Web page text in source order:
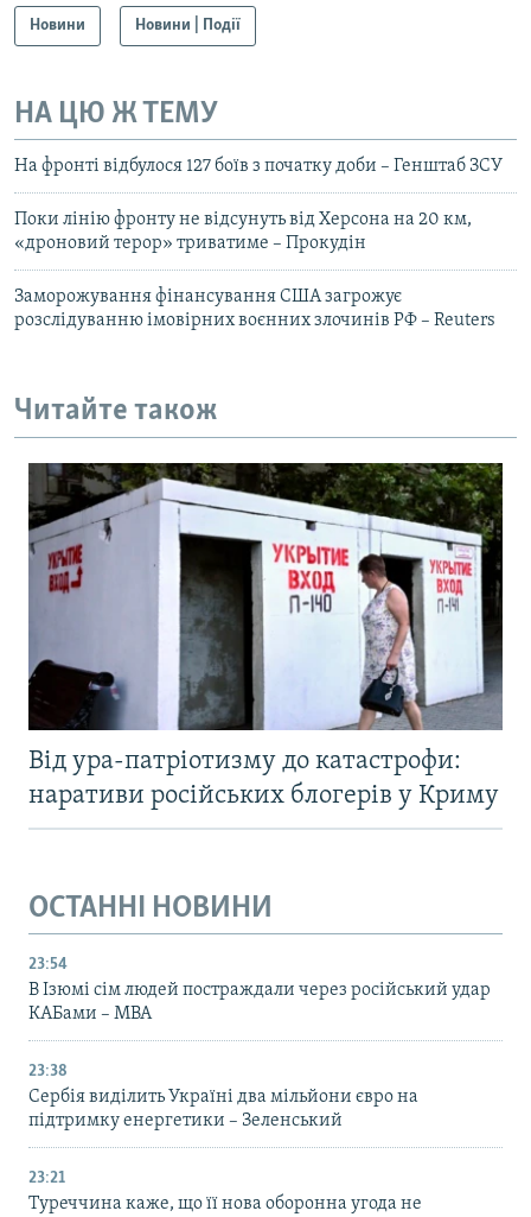
Новини Новини | Події
НА ЦЮ Ж ТЕМУ
На фронті відбулося 127 боїв з початку доби – Генштаб ЗСУ
Поки лінію фронту не відсунуть від Херсона на 20 км,
«дроновий терор» триватиме – Прокудін
Заморожування фінансування США загрожує
розслідуванню імовірних воєнних злочинів РФ – Reuters
Читайте також
Від ура-патріотизму до катастрофи:
наративи російських блогерів у Криму
ОСТАННІ НОВИНИ
23:54
В Ізюмі сім людей постраждали через російський удар
КАБами – МВА
23:38
Сербія виділить Україні два мільйони євро на
підтримку енергетики – Зеленський
23:21
Туреччина каже, що її нова оборонна угода не